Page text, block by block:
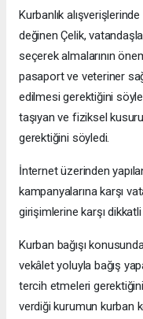
Kurbanlık
değinen Çelik,
seçerek almalarının
pasaport ve veteriner
edilmesi gerektiğini
taşıyan ve fiziksel
gerektiğini söyledi.
İnternet üzerinden
kampanyalarına karşı
girişimlerine karşı
Kurban bağışı
vekâlet yoluyla bağış
tercih etmeleri
verdiği kurumun kurban